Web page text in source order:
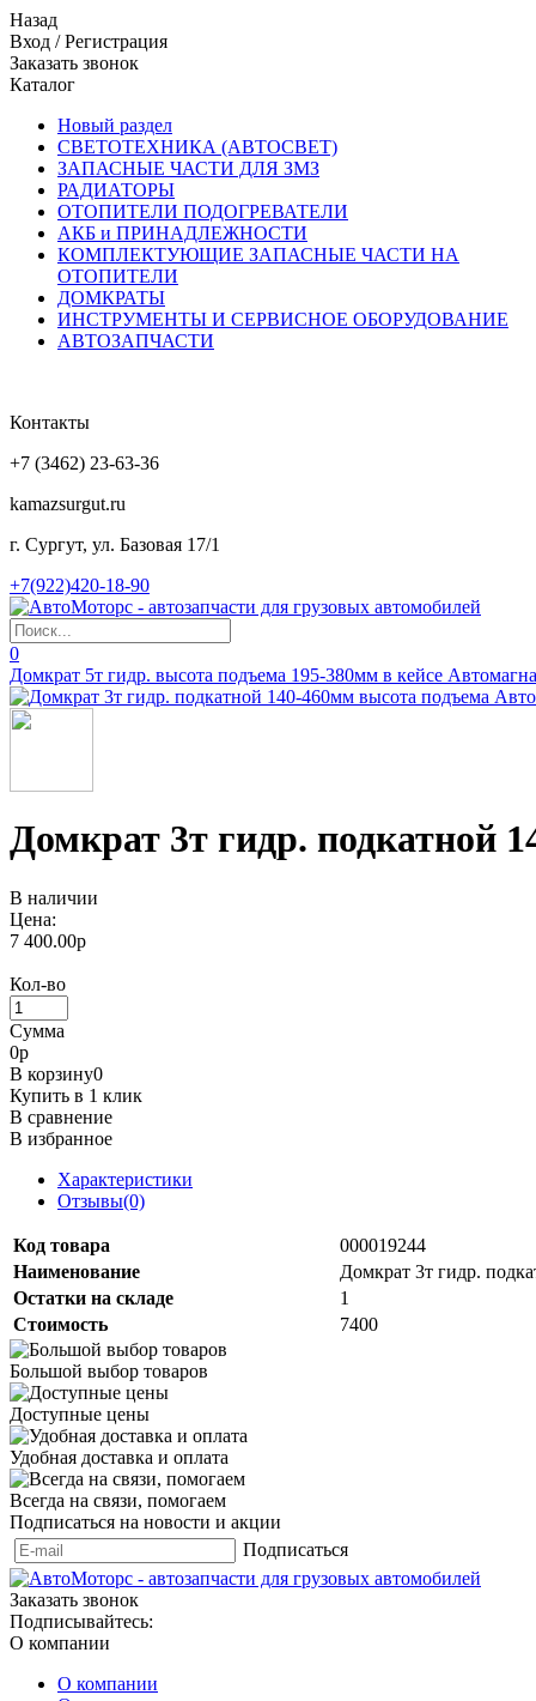
Назад
Вход /Регистрация
Заказать звонок
Каталог
Новый раздел
СВЕТОТЕХНИКА (АВТОСВЕТ)
ЗАПАСНЫЕ ЧАСТИ ДЛЯ ЗМЗ
РАДИАТОРЫ
ОТОПИТЕЛИ ПОДОГРЕВАТЕЛИ
АКБ и ПРИНАДЛЕЖНОСТИ
КОМПЛЕКТУЮЩИЕ ЗАПАСНЫЕ ЧАСТИ НА
ОТОПИТЕЛИ
ДОМКРАТЫ
ИНСТРУМЕНТЫ И СЕРВИСНОЕ ОБОРУДОВАНИЕ
АВТОЗАПЧАСТИ
Контакты
+7 (3462) 23-63-36
kamazsurgut.ru
г. Сургут, ул. Базовая 17/1
+7(922)420-18-90
0
Домкрат 5т гидр. высота подъема 195-380мм в кейсе
Домкрат 3т гидр. подкатной
В наличии
Цена:
7 400.00р
Кол-во
Сумма
0р
В корзину0
Купить в 1 клик
В сравнение
В избранное
Характеристики
Отзывы(0)
Код товара
000019244
Наименование
Домкрат 3т гидр.
Остатки на складе
1
Стоимость
7400
Большой выбор товаров
Доступные цены
Удобная доставка и оплата
Всегда на связи, помогаем
Подписаться на новости и акции
Подписаться
Заказать звонок
Подписывайтесь:
О компании
О компании